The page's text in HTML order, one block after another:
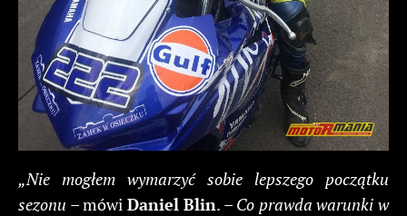
„Nie mogłem wymarzyć sobie lepszego początku
sezonu – mówi Daniel Blin. – Co prawda warunki w